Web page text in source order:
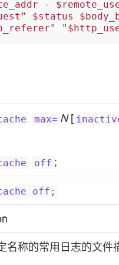
-
$status
"
max= N[
off ;
off;
名称的常用日志的文件